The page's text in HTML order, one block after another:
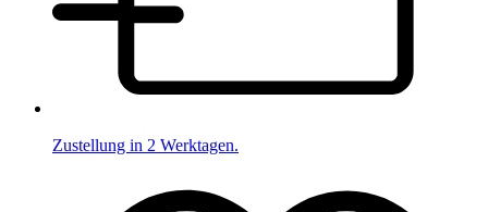
Zustellung in 2 Werktagen.